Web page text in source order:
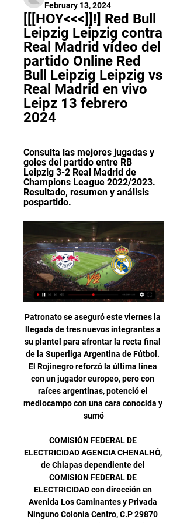
February 13, 2024
[[[HOY<<<]]!] Red Bull
Leipzig Leipzig contra
Real Madrid vídeo del
partido Online Red
Bull Leipzig Leipzig vs
Real Madrid en vivo
Leipz 13 febrero
2024
Consulta las mejores jugadas y
goles del partido entre RB
Leipzig 3-2 Real Madrid de
Champions League 2022/2023.
Resultado, resumen y análisis
pospartido.
Patronato se aseguró este viernes la llegada de tres nuevos integrantes a su plantel para afrontar la recta final de la Superliga Argentina de Fútbol. El Rojinegro reforzó la última línea con un jugador europeo, pero con raíces argentinas, potenció el mediocampo con una cara conocida y sumó

COMISIÓN FEDERAL DE ELECTRICIDAD AGENCIA CHENALHÓ, de Chiapas dependiente del COMISION FEDERAL DE ELECTRICIDAD con dirección en Avenida Los Caminantes y Privada Ninguno Colonia Centro, C.P 29870 dedicada a Generación, Transmisión Y Distribución De Energía Eléctrica, contando con …

RB LEIPZIG vs REAL MADRID: VUELTA CON GRANDEZA hace 6 horas — Tras un forzoso periodo de inactividad retoma este humilde escribiente la sana y bendita costumbre de traeros las Previas de los partidos de ...

Lo consigue el jugador Vegetti (Belgrano). Min. 73 El colegiado decide amonestar a Rivero (Belgrano). Min. 66 El banquillo de Deportivo Morón se mueve con la sustitución de Gissi por Ramírez. Min. 57 Hay una sustitución: Sequeira reemplaza a Noir (Belgrano). Min. 57 Hay una sustitución: Gonzalez reemplaza a Techera (Belgrano).

Ferrocarril Midland se medirá con Deportivo Merlo el lunes desde las 15.30 en cancha de Colegiales con la presencia de público general y socios del local. En el marco de la Fecha 33 del torneo de Primera “C”, El Funebrero y Deportivo Merlo disputarán la Copa “Pueblo de Merlo…

Domingo, 07 de Abril de 2019 18:55 hrs. Arturo Fernández Vial igualó sobre el final con Lautaro de Buin en un apretado encuentro en Concepción Los Guerreros de Buin no pudieron mantener su ventaja ante los aurinegros y empataron 1-1 en su estreno en el profesionalismo.

Piratas de Campeche vs Guerreros de Oaxaca. Tigres de Quintana Roo vs Pericos de Puebla.. Transmite todos los juegos en vivo y de local de Tigres de Quintana Roo, Sultanes de Monterrey y Diablos Rojos del México. (Consulta tu guía de programación).

0' Final del partido, Real Oviedo 2, Tenerife 0. 93' Final segunda parte, Real Oviedo 2, Tenerife 0. 92' Haythem Jouini (Tenerife) ha recibido una falta en la banda izquierda. 92' Falta de Lucas Torró (Real Oviedo). 91' Cambio en Real Oviedo, entra al campo Jonathan Pereira sustituyendo a Miguel

Antonio Moreno, quien llegara a debutar en Primera División con el Atlético de Madrid, vuelve a España tras su aventura en Rumanía y ficha por el Atlético Sanluqueño con el fin de reforzar la línea defensiva- Concretamente Antonio Moreno llega para reforzar el lateral diestro de la zaga del

Los monjes del monasterio Murano de Venecia (Fra Mauro, Fra Bianco, etc.), dibujaron, por orden y á expensas del Príncipe Enrique, el célebre mapa Camaldolese, acaso el más completo de su época. El sabio cosmógrafo alemán Martín Behaim, miembro durante años de la "Junta de …

90 minutos de fútbol es un programa de televisión argentino, que se emite desde 2007 por la señal de cable Fox Sports Latinoamérica. Es conducido por Sebastián Vignolo, y sale al aire de lunes a viernes, de 13 a 15 horas, horario de Argentina.

RB Leipzig - Real Madrid en vivo, resultados H2H hace 4 horas — RB Leipzig Real Madrid marcadores en directo (y ver en vivo gratis video streaming en directo) comienza el 13 feb 2024 a las 20:00 (Hora UTC) en Red Bull ...

Algunos trabajos adicionales del faro fueron concluidos en 1953, con la ceremonia de encendido del faro a las 11 de la mañana del jueves 2 de abril. Ese mismo año la administración del recinto fue transferida a la Municipalidad de La Serena, durante la alcaldía de don Juan Cortéz Alcayata, en el mes de octubre.

Mira la infografía del Osasuna vs Eibar - Sporticos.com - Estadísticas de fútbol en forma de infografías. Más de 60 ligas disponibles alrededor del mundo.

RB Leipzig vs Real Madrid: Champions League YouTube YouTube 1:51

Calendario de partidos del Alcoyano en la temporada 2018 con resultados y horarios de los próximos partidos en AS.com. Calendario de partidos del Alcoyano en la temporada 2018 con resultados y horarios de los próximos partidos en AS.com.

Hoy (11-09-2019) estamos para relatar el partido en vivo Atletico Venezuela – Aragua FC que se jugará a las 23:00. Falta poco para el encuentro y con nuestro equipo SteamingScore.Net estamos preparados para ofrecerles una en directo narración de alta calidad. Y no sólo de este partido sino de todos los de la Liga de Venezuela.

Resumen ofrecido por Footters del partido ante el Córdoba con empate en el Nuevo Arcángel. Síguenos en nuestras redes sociales: Twitter: https://twitter.com/...

Historia. Andalucía ha sido foco de civilización y escenario de una historia milenaria de convivencia entre culturas. Economía. En las tres últimas décadas, Andalucía ha logrado una profunda transformación económica y social.

Red Bull Leipzig Leipzig Real Madrid vídeo del partido hace 9 horas — Red Bull Leipzig Leipzig Real Madrid vídeo del partido Champions League: RB Leipzig - Real Madrid - OlyTV Spain 13/02/2024 En vivo Tertulia ...

El Destroyers se hizo de la última plaza para la siguiente fase del torneo Apertura boliviano tras empatar 4-4 con el Guabirá en la decimocuarta fecha disputada este fin de semana. El 'azucarero' se puso en ventaja con una anotación de Enrique Hurtado y un triplete de José Alfredo Castillo.

En Carso Infraestructura construimos proyectos de Telecomunicación, Sistemas de Energía y Líneas de Conducción de agua, gas e hidrocarburos.

En vivo RB Leipzig - Real Madrid vídeo del partido En vivo R hace 7 horas — hace 8 horas — Este martes en Alemania, el conjunto merengue jugará ante el alemán el partido RB Leipzig vs. Real Madrid en vivo, ...

Guayaquil City vs Emelec: EN VIVO, dónde ver el partido, canales de transmisión y alineaciones Guayaquil City y Emelec chocarán este sábado 24 de noviembre en el estadio Christian Benítez Betancourt de Guayaquil

Rionegro Aguilas Alianza Petrolera en directo: Consulta el resultado del partido Rionegro Aguilas Alianza Petrolera en vivo y sigue el marcador en directo gracias a nuestro livescore. Partido Liga Aguila Clausura jugado el 27/10/18 23:00

Jornada 9 Athletic Club 3 - Real Sporting de Xixón 0 Acta del partido: INCIDENCIAS 1.- JUGADORES A.- AMONESTACIONES - Athletic Club: + En el minuto 75 el jugador (20) Aduriz Zubeldia, Aritz fue amonestado por el siguiente motivo: Dirigirse a mi asistente dos en señal de disconformidad con una de mis indicaciones - Real…

Red Bull Leipzig Leipzig Real Madrid vídeo del partido (PS5) hace 9 horas — Red Bull Leipzig Leipzig Real Madrid vídeo del partido (PS5) EA FC 24 | UEFA Champions League | Octavos de final 13 febrero 2024 TV hace 9 ...

El sábado 29 de junio a las 1:00 horas Chile se enfrenta a Colombia, en partido que puedes ver online y en directo, en un trascendental duelo de cuartos de final de la Copa América, con un balance ampliamente favorable a los chilenos, aunque en esta edición del torneo los cafeteros llegan con mejores estadísticas.

Red Bull Leipzig Leipzig Real Mad | Parent teacher association hace 4 horas — RB Leipzig Real Madrid marcadores en directo (y ver en vivo gratis video streaming en directo) comienza el 13 feb 2024 a las 20:00 (Hora ...

Platense venció a San Isidro y ascendió por primera vez a la Liga Nacional. El conjunto "marrón" liquidó la serie final de la Liga Argentina por 3-2 y ascendió a la Liga Nacional de …

Panamá, 5 sep (EFE).- El partido entre el Alianza y el Tauro pondrá en marcha este viernes la séptima jornada del Apertura 2019, la Liga Panameña de Fútbol, que se juega como antesala al encuentro de Liga Naciones de Concacaf entre Panamá y Bermudas.

Montevideo, 3 sep (EFE).- River Plate y Liverpool son los vigentes campeones de la Copa Libertadores de América y la Liga de Campeones de Europa, respectivamente; además, son dos equipos uruguayos que el próximo domingo disputarán la final del Torneo Intermedio del fútbol local.

18 elena trujillo lopez tule471001k45 07/02/2014 fabricaciÓn de productos para embalaje y envases de madera. 38 catalina lara herrera lahc601117658 19/02/2014 arrendadoras financieras. negocios. generaciÓn, transmisiÓn y distribuciÓn de energÍa elÉctrica. transmisiÓn y distribuciÓn de …

Extremadura posee una naturaleza valiosa y muy variada. En esta ocasión te proponemos conocer una parte de su territorio, la de los pueblos blancos. Se trata de la zona fronteriza que abarca el sur-suroeste de Badajoz , que sobresale por la arquitectura típica de sus localidades: calles empedradas, casas bajas y paredes cubiertas de cal, con el bello paisaje de la sierra como fondo.

En la última visita del conjunto gallego a Gijón también hubo una buena afluencia deportivista. Problemas en la defensa deportivista. Fernando Vázquez tiene problemas para definir cuál será su línea defensiva en el partido de Gijón.

Convocatoria del Real Madrid para el partido contra el RB 0:26El Real Madrid no podrá contar con los lesionados Bellingham, Alaba, Courtois, Militao y Rüdiger. BUSCA VIDEOS. FILTRAR POR. Real Madrid.Mundo Deportivo · Redacción · Hace 1 día

AMERICA DE CALI VS INDEPENDIENTE MEDELLIN EN VIVO . Luego de parar su racha de triunfos consecutivos al igualar contra Equidad, el equipo rojo de Cali buscará recuperar la senda victoriosa cuando se mida este miércoles en la noche en el Pascual ante un alicaído Independiente Medellín.

Real Madrid vs. RB Leipzig EN VIVO via ESPN: ver partido hace 14 horas — ¿Cómo llega Real Madrid al partido? Las ausencias del portero titular, Thibaut Courtois, de tres centrales y Jude Bellingham, marcan el regreso ...

En 1957 bajo el patrocinio d Teatro CAPSA, bajo el patrocinio del Instituto Británico, iba a representar dos funciones de CANDIDA, de Bernard Shaw, las cuales tuvo que cancelar. La aceptación de estos actos, propicio que a finales de 1969, para sacar algún beneficio para su mantenimiento, se convirtiera en teatro estable.

En esa línea, en el cuadro de colonia confirmaron el arribo de dos jugadores que tuvieron pasos por el extranjero y también por clubes "grandes" del país: Lucas